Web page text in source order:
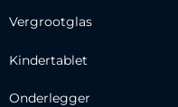
Vergrootglas
Kindertablet
Onderlegger